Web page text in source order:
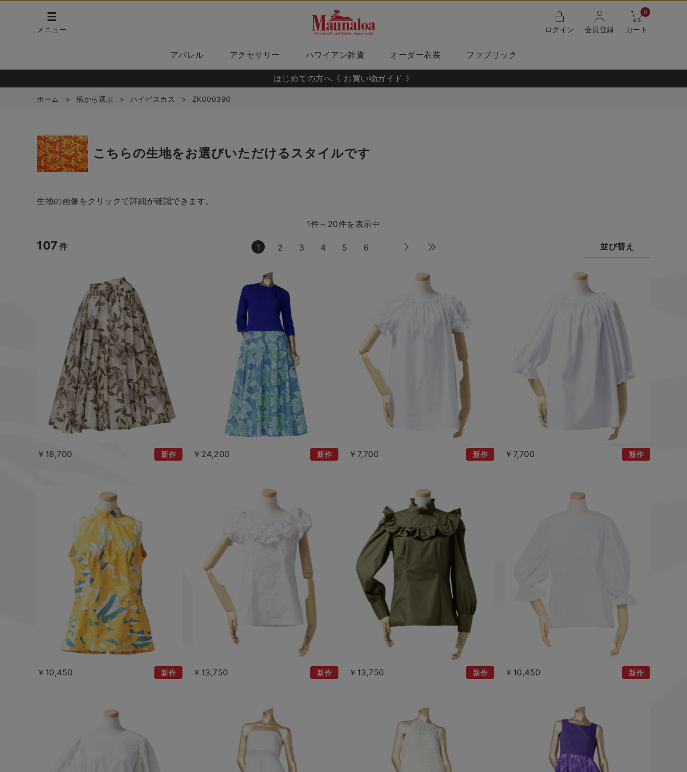
メニュー ログイン 会員登録
0
カート
アパレル アクセサリー ハワイアン雑貨 オーダー衣装 ファブリック
はじめての方へ《 お買い物ガイド 》
ホーム > 柄から選ぶ > ハイビスカス > ZK000390
こちらの生地をお選びいただけるスタイルです
生地の画像をクリックで詳細が確認できます。
1件～20件を表示中
107 件 1 2 3 4 5 6 並び替え
￥18,700 新作 ￥24,200 新作 ￥7,700 新作 ￥7,700 新作
￥10,450 新作 ￥13,750 新作 ￥13,750 新作 ￥10,450 新作